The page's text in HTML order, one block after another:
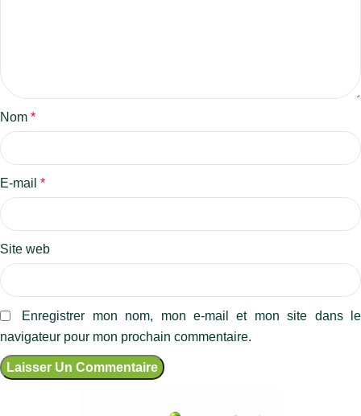
Nom *
E-mail *
Site web
Enregistrer mon nom, mon e-mail et mon site dans le
navigateur pour mon prochain commentaire.